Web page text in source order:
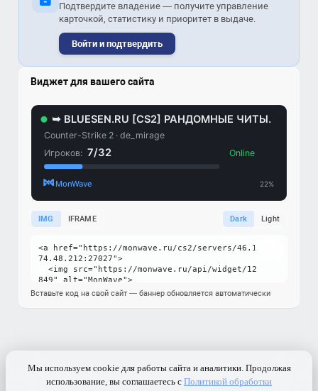
Подтвердите владение — получите управление
карточкой, статистику и приоритет в выдаче.
Войти и подтвердить
Виджет для вашего сайта
IMG IFRAME Dark Light
Вставьте код на свой сайт — баннер обновляется автоматически